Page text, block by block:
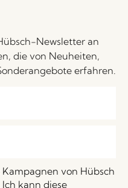
Newsletter an
die von Neuheiten,
erfahren.
von Hübsch
kann diese